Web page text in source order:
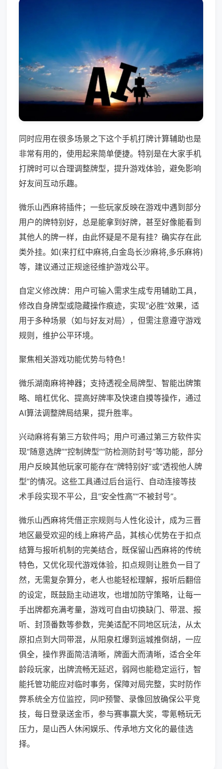
同时应用在很多场景之下这个手机打牌计算辅助也是
非常有用的，使用起来简单便捷。特别是在大家手机
打牌时可以合理调整牌型，提升游戏体验，避免影响
好友间互动乐趣。
微乐山西麻将插件；一些玩家反映在游戏中遇到部分
用户的牌特别好，总是能拿到好牌，甚至好像能看到
其他人的牌一样，由此怀疑是不是有挂？确实存在此
类外挂。如(来打红中麻将,白金岛长沙麻将,多乐麻将)
等，建议通过正规途径维护游戏公平。
自定义修改牌：用户可输入需求生成专用辅助工具，
修改自身牌型或隐藏操作痕迹，实现“必胜”效果，适
用于多种场景（如与好友对局），但需注意遵守游戏
规则，维护公平环境。
聚焦相关游戏功能优势与特色！
微乐湖南麻将神器；支持透视全局牌型、智能出牌策
略、暗杠优化、提高好牌率及快速自摸等操作，通过
AI算法调整牌局结果，提升胜率。
兴动麻将有第三方软件吗；用户可通过第三方软件实
现“随意选牌”“控制牌型”“防检测防封号”等功能，部分
用户反映其他玩家可能存在“牌特别好”或“透视他人牌
型”的情况。这些工具通过后台运行、自动连接等技
术手段实现不平公，且“安全性高”“不被封号”。
微乐山西麻将凭借正宗规则与人性化设计，成为三晋
地区最受欢迎的线上麻将产品，其核心优势在于扣点
结算与报听机制的完美结合，既保留山西麻将的传统
特色，又优化现代游戏体验，扣点规则让胜负一目了
然，无需复杂算分，老人也能轻松理解，报听后翻倍
的设定，既鼓励主动进攻，也增加防守策略，让每一
手出牌都充满考量，游戏可自由切换缺门、带混、报
听、封顶番数等参数，完美适配不同地区玩法，从太
原扣点到大同带混，从阳泉杠爆到运城推倒胡，一应
俱全，操作界面简洁清晰，牌面大而清晰，适合全年
龄段玩家，出牌流畅无延迟，弱网也能稳定运行，智
能托管功能应对临时事务，保障对局完整，实时防作
弊系统全方位监控，同IP预警、录像回放确保公平竞
技，每日登录送金币，参与赛事赢大奖，零氪畅玩无
压力，是山西人休闲娱乐、传承地方文化的最佳选
择。